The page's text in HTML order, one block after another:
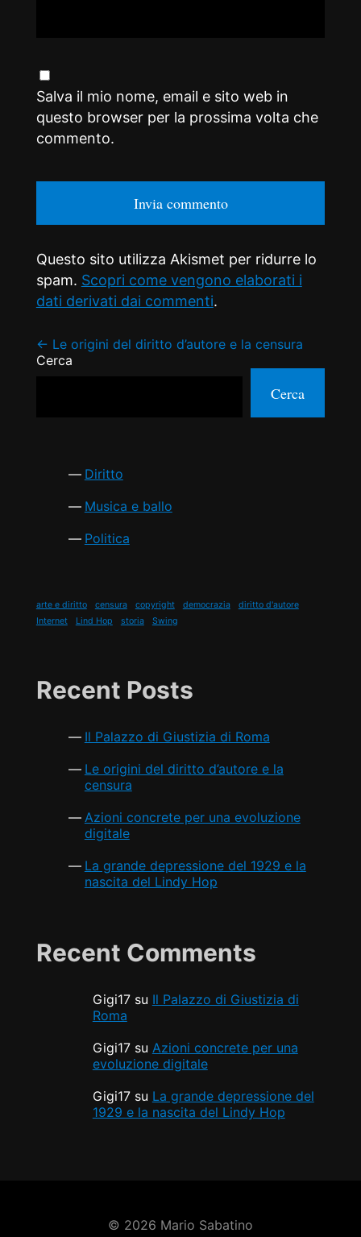
Salva il mio nome, email e sito web in
questo browser per la prossima volta che
commento.
Questo sito utilizza Akismet per ridurre lo
spam. Scopri come vengono elaborati i
dati derivati dai commenti.
Navigazione
← Le origini del diritto d’autore e la censura
Cerca
Cerca
Diritto
Musica e ballo
Politica
arte e diritto censura copyright democrazia
diritto d'autore
Internet
Lind Hop storia Swing
Recent Posts
Il Palazzo di Giustizia di Roma
Le origini del diritto d’autore e la
censura
Azioni concrete per una evoluzione
digitale
La grande depressione del 1929 e la
nascita del Lindy Hop
Recent Comments
Gigi17su Il Palazzo di Giustizia di
Roma
Gigi17su Azioni concrete per una
evoluzione digitale
Gigi17su La grande depressione del
1929 e la nascita del Lindy Hop
© 2026 Mario Sabatino